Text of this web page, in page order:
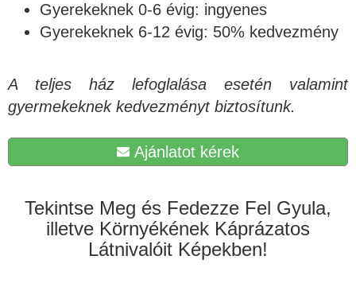
Gyerekeknek 0-6 évig: ingyenes
Gyerekeknek 6-12 évig: 50% kedvezmény
A teljes ház lefoglalása esetén valamint
gyermekeknek kedvezményt biztosítunk.
Ajánlatot kérek
Tekintse Meg és Fedezze Fel Gyula,
illetve Környékének Káprázatos
Látnivalóit Képekben!